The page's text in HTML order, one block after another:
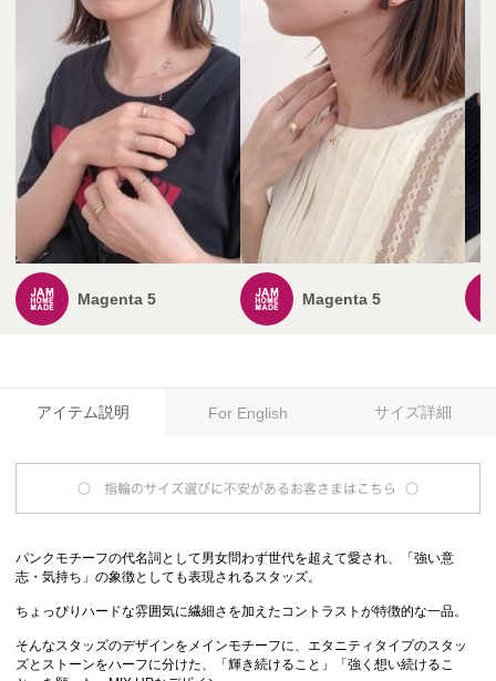
Magenta 5 Magenta 5
アイテム説明 For English サイズ詳細
パンクモチーフの代名詞として男女問わず世代を超えて愛され、「強い意
志・気持ち」の象徴としても表現されるスタッズ。
ちょっぴりハードな雰囲気に繊細さを加えたコントラストが特徴的な一品。
そんなスタッズのデザインをメインモチーフに、エタニティタイプのスタッ
ズとストーンをハーフに分けた、「輝き続けること」「強く想い続けるこ